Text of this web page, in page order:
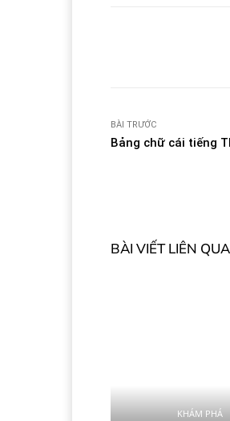
BÀI TRƯỚC
Bảng chữ cái tiếng
BÀI VIẾT LIÊN
KHÁM PHÁ